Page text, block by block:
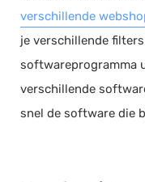
Planning
Werkbonnen
Rittenregistratie
Webshop
verschillende
je verschillende
softwareprogramma
verschillende
snel de software die